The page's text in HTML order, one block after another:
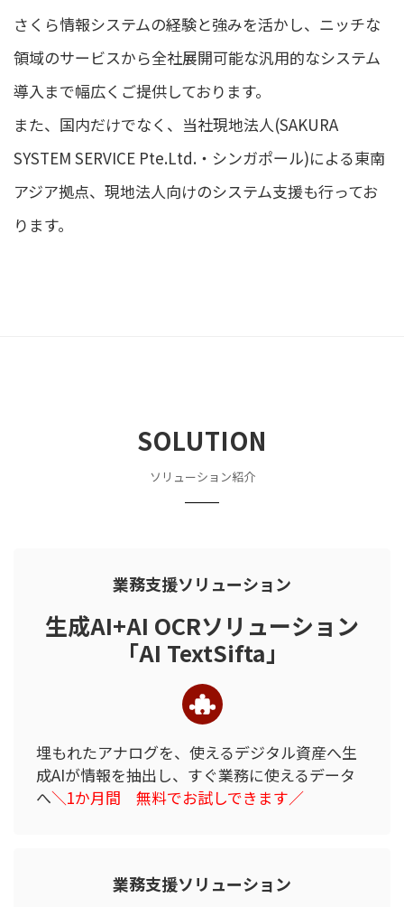
さくら情報システムの経験と強みを活かし、ニッチな
領域のサービスから全社展開可能な汎用的なシステム
導入まで幅広くご提供しております。
また、国内だけでなく、当社現地法人(SAKURA
SYSTEM SERVICE Pte.Ltd.・シンガポール)による東南
アジア拠点、現地法人向けのシステム支援も行ってお
ります。
SOLUTION
ソリューション紹介
業務支援ソリューション
生成AI+AI OCRソリューション
「AI TextSifta」
埋もれたアナログを、使えるデジタル資産へ生
成AIが情報を抽出し、 すぐ業務に使えるデータ
へ＼1か月間 無料でお試しできます／
業務支援ソリューション